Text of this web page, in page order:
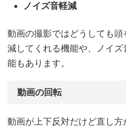
ノイズ音軽減
動画の撮影ではどうしても
減してくれる機能や、ノイ
能もあります。
動画の回転
動画が上下反対だけど直し